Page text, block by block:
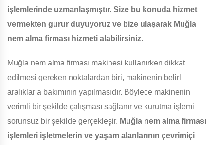
işlemlerinde uzmanlaşmıştır. Size bu konuda hizmet
vermekten gurur duyuyoruz ve bize ulaşarak Muğla
nem alma firması hizmeti alabilirsiniz.
Muğla nem alma firması makinesi kullanırken dikkat
edilmesi gereken noktalardan biri, makinenin belirli
aralıklarla bakımının yapılmasıdır. Böylece makinenin
verimli bir şekilde çalışması sağlanır ve kurutma işlemi
sorunsuz bir şekilde gerçekleşir. Muğla nem alma firması
işlemleri işletmelerin ve yaşam alanlarının çevrimiçi